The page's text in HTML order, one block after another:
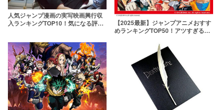
人気ジャンプ漫画の実写映画興行収
入ランキングTOP10！気になる評価
【2025最新】ジャンプアニメおすす
めランキングTOP50！アツすぎる名